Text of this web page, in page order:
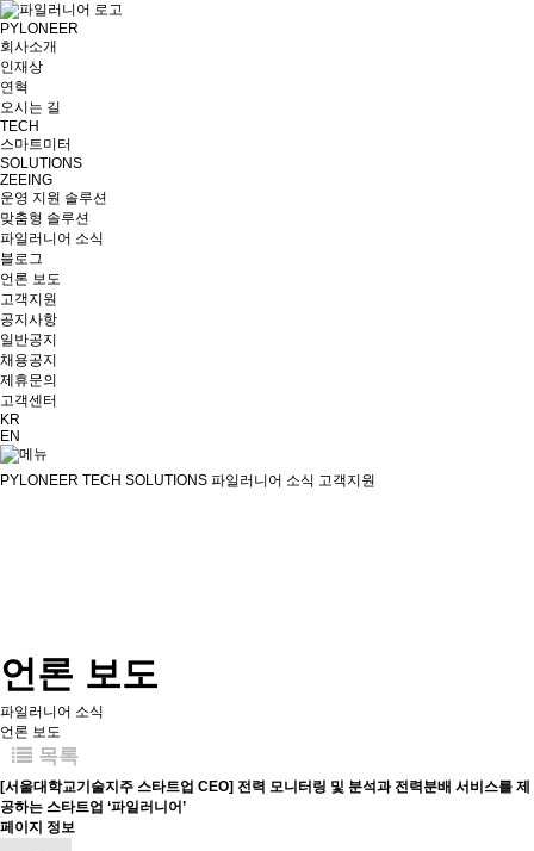
PYLONEER
회사소개
인재상
연혁
오시는 길
TECH
스마트미터
SOLUTIONS
ZEEING
운영 지원 솔루션
맞춤형 솔루션
파일러니어 소식
블로그
언론 보도
고객지원
공지사항
일반공지
채용공지
제휴문의
고객센터
KR
EN
PYLONEER TECH SOLUTIONS 파일러니어 소식 고객지원
언론 보도
파일러니어 소식
언론 보도
목록
[서울대학교기술지주 스타트업 CEO] 전력 모니터링 및 분석과 전력분배 서비스를 제
공하는 스타트업 ‘파일러니어’
페이지 정보